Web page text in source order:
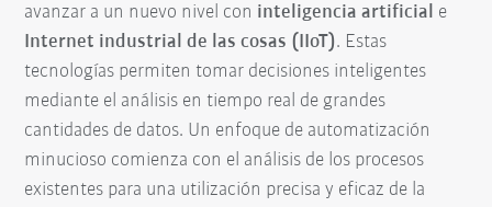
avanzar a un nuevo nivel con inteligencia artificial e
Internet industrial de las cosas (IIoT). Estas
tecnologías permiten tomar decisiones inteligentes
mediante el análisis en tiempo real de grandes
cantidades de datos. Un enfoque de automatización
minucioso comienza con el análisis de los procesos
existentes para una utilización precisa y eficaz de la